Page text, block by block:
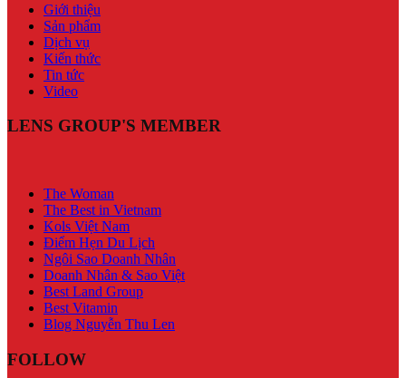
Giới thiệu
Sản phẩm
Dịch vụ
Kiến thức
Tin tức
Video
LENS GROUP'S MEMBER
The Woman
The Best in Vietnam
Kols Việt Nam
Điểm Hẹn Du Lịch
Ngôi Sao Doanh Nhân
Doanh Nhân & Sao Việt
Best Land Group
Best Vitamin
Blog Nguyễn Thu Len
FOLLOW